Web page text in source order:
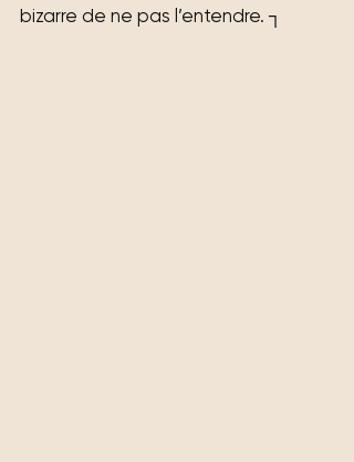
bizarre de ne pas l’entendre. ┐